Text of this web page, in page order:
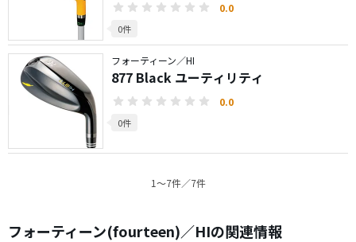
0.0
0件
フォーティーン／HI
877 Black ユーティリティ
0.0
0件
1〜7件／7件
フォーティーン(fourteen)／HIの関連情報